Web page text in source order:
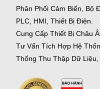
Phân Phối Cảm Biến, Bộ
PLC, HMI, Thiết Bị Điện.
Cung Cấp Thiết Bị Châu
Tư Vấn Tích Hợp Hệ
Thống Thu Thập Dữ